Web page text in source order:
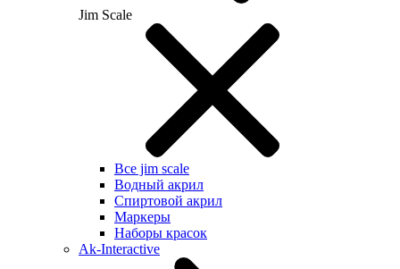
Jim Scale
Все jim scale
Водный акрил
Спиртовой акрил
Маркеры
Наборы красок
Ak-Interactive